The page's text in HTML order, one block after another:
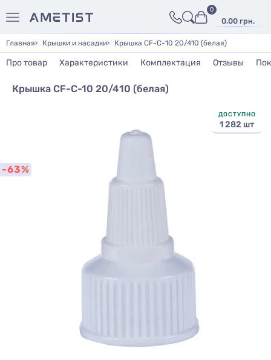
0.00 грн.
0
Главная Крышки и насадки Крышка CF-C-10 20/410 (белая)
Про товар Характеристики Комплектация Отзывы
Крышка CF-C-10 20/410 (белая)
-63%
ДОСТУПНО
1 282 шт